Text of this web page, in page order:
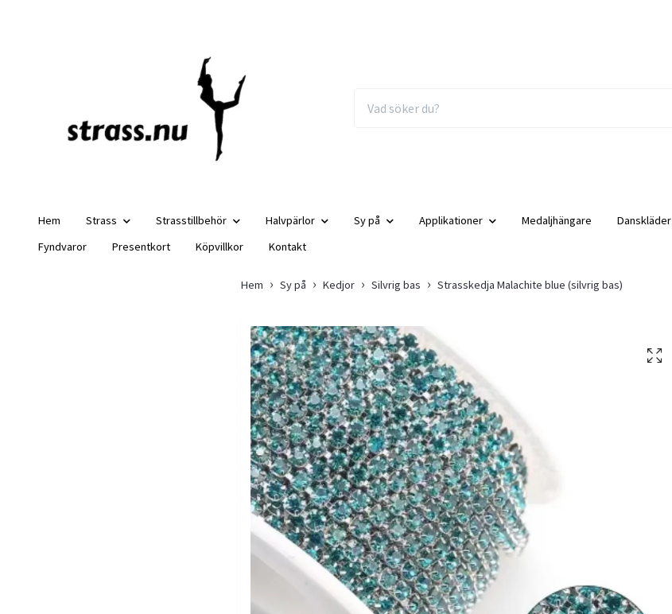
Hem Strass Strasstillbehör Halvpärlor Sy på Applikationer Medaljhängare Danskläder
Fyndvaror
Presentkort Köpvillkor Kontakt
Hem Sy på Kedjor Silvrig bas Strasskedja Malachite blue (silvrig bas)